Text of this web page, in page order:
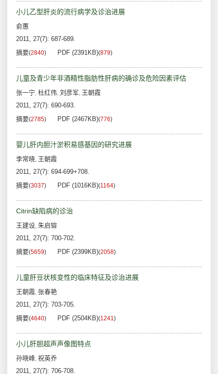
小儿乙型肝炎的流行病学及诊治进展
俞蕙
2011, 27(7): 687-689.
摘要(2840) PDF (2391KB)(879)
儿童及青少年非酒精性脂肪性肝病的确诊及危险因素评估
张一宁, 杜红伟, 刘彦军, 王朝霞
2011, 27(7): 690-693.
摘要(2785) PDF (2467KB)(776)
婴儿肝内胆汁淤积易感基因的研究进展
李常晓, 王朝霞
2011, 27(7): 694-699+708.
摘要(3037) PDF (1016KB)(1164)
Citrin缺陷病的诊治
王建设, 朱启镕
2011, 27(7): 700-702.
摘要(5659) PDF (2399KB)(2058)
儿童肝豆状核变性的临床特征及诊治进展
王朝霞, 张春艳
2011, 27(7): 703-705.
摘要(4640) PDF (2504KB)(1241)
小儿肝胆超声声像图特点
孙晓峰, 祝英乔
2011, 27(7): 706-708.